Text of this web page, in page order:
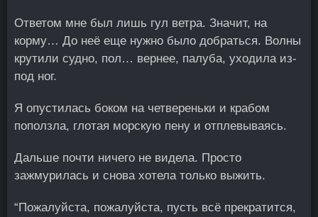
Ответом мне был лишь гул ветра. Значит, на
корму… До неё еще нужно было добраться. Волны
крутили судно, пол… вернее, палуба, уходила из-
под ног.
Я опустилась боком на четвереньки и крабом
поползла, глотая морскую пену и отплевываясь.
Дальше почти ничего не видела. Просто
зажмурилась и снова хотела только выжить.
“Пожалуйста, пожалуйста, пусть всё прекратится,